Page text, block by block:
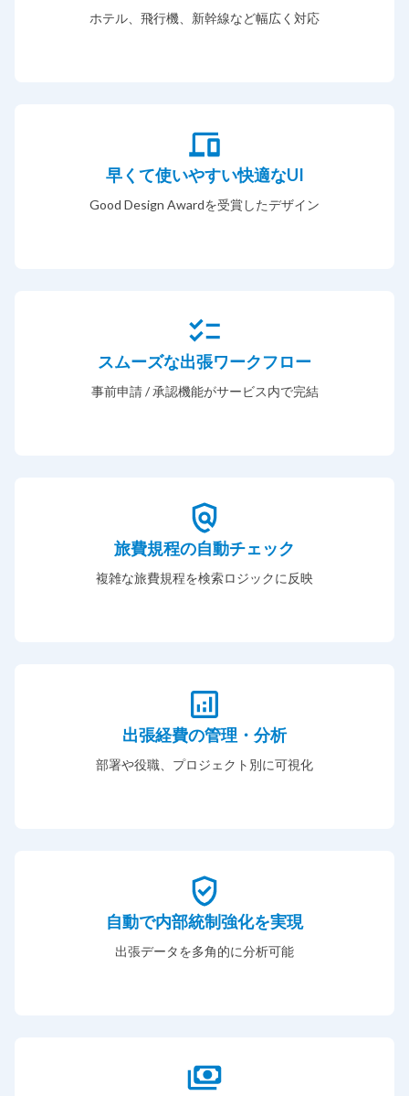
ホテル、飛行機、新幹線など幅広く対応
早くて使いやすい快適なUI
Good Design Awardを受賞したデザイン
スムーズな出張ワークフロー
事前申請 / 承認機能がサービス内で完結
旅費規程の自動チェック
複雑な旅費規程を検索ロジックに反映
出張経費の管理・分析
部署や役職、プロジェクト別に可視化
自動で内部統制強化を実現
出張データを多角的に分析可能